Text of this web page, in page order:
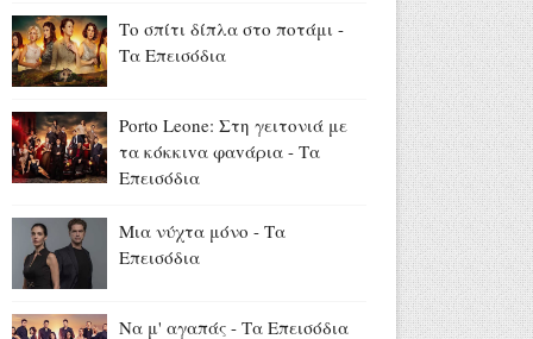
Τα μεγάλα διλήμματα της
Αύγουστος 06, 2026
Το σπίτι δίπλα στο ποτάμι -
Τα Επεισόδια
Porto Leone: Στη γειτονιά με
τα κόκκιvα φαvάρια - Τα
Επεισόδια
Μια νύχτα μόνο - Τα
Επεισόδια
Να μ' αγαπάς - Τα Επεισόδια